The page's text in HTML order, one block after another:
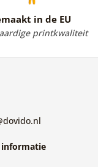
in de EU
printkwaliteit
informatie